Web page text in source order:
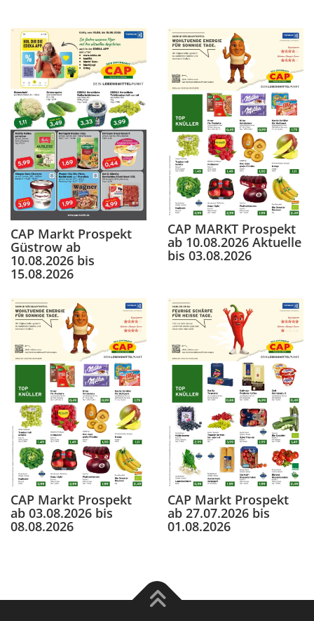
CAP Markt Prospekt
Güstrow ab
10.08.2026 bis
15.08.2026
CAP MARKT Prospekt
ab 10.08.2026 Aktuelle
bis 03.08.2026
CAP Markt Prospekt
ab 03.08.2026 bis
08.08.2026
CAP Markt Prospekt
ab 27.07.2026 bis
01.08.2026